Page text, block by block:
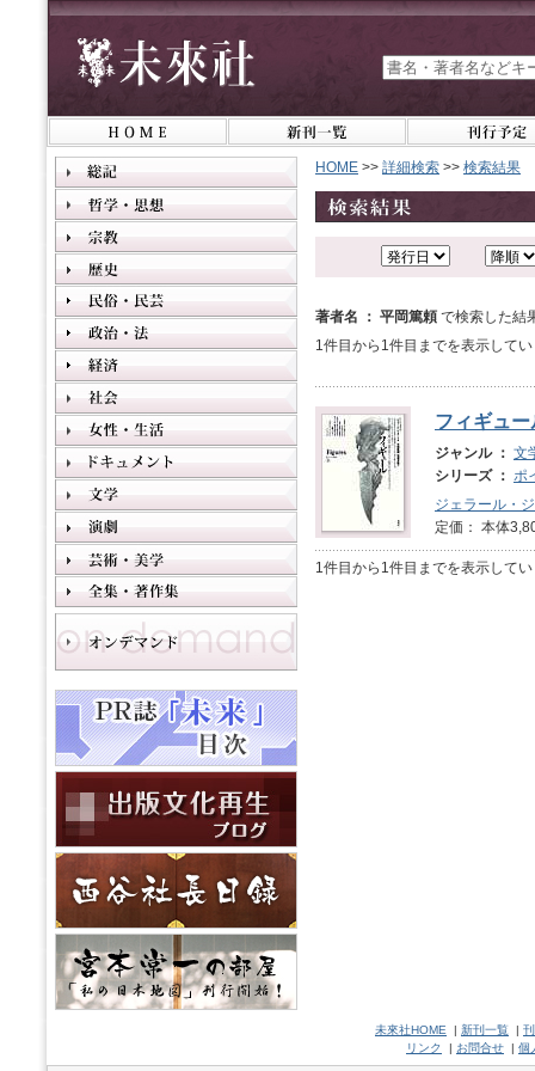
HOME >> 詳細検索 >> 検索結果
著者名 ： 平岡篤頼 で検索した結
1件目から1件目までを表示して
フィギュー
ジャンル ： 文
シリーズ ： ポ
ジェラール・
定価： 本体
1件目から1件目までを表示して
未來社HOME | 新刊一覧 |
リンク
| お問合せ | 個